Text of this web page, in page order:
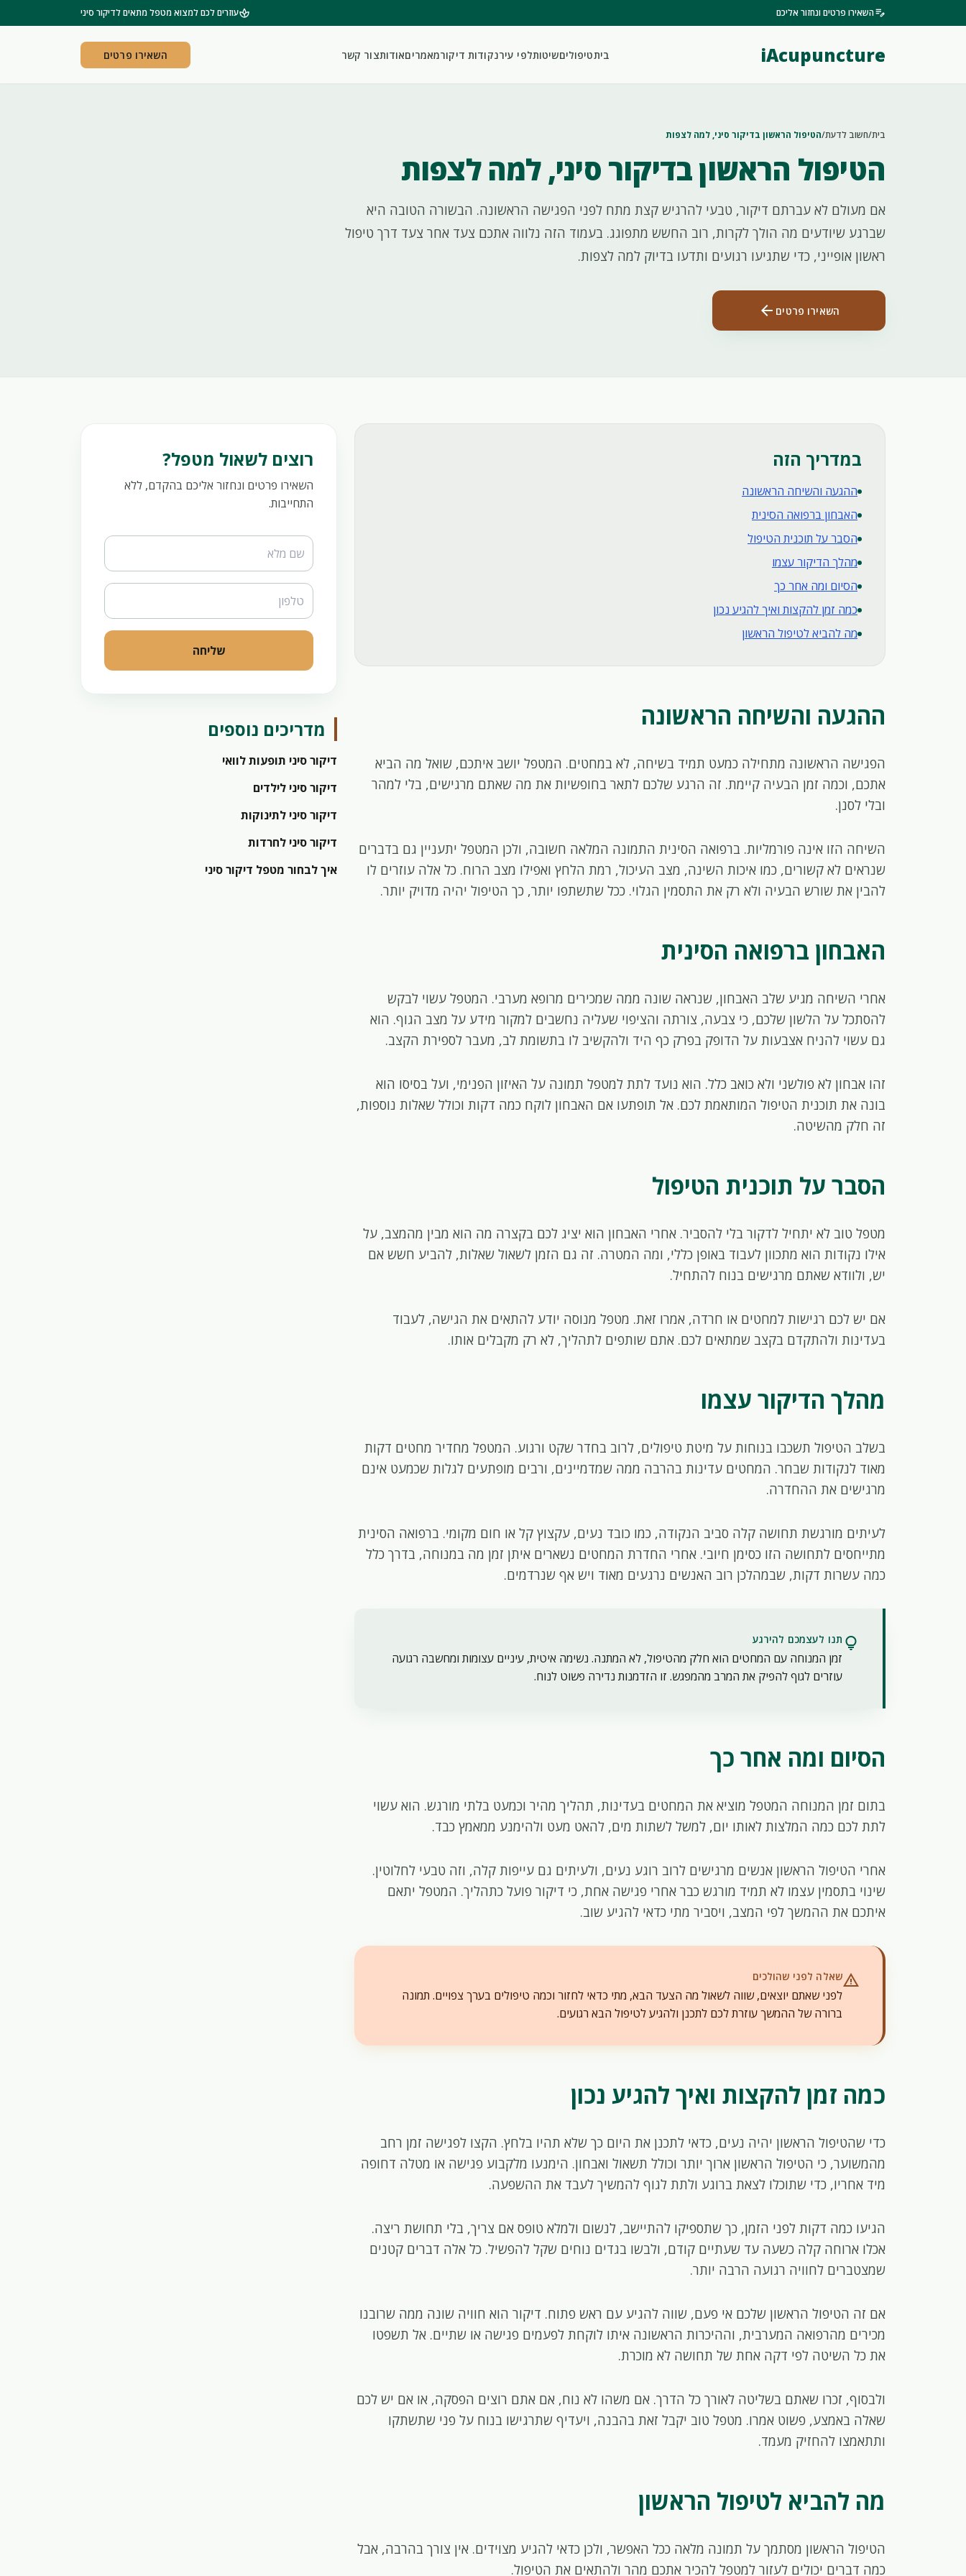
edit_noteהשאירו פרטים ונחזור אליכם spaעוזרים לכם למצוא מטפל מתאים לדיקור סיני
iAcupuncture ביתטיפוליםשיטותלפי עירנקודות דיקורמאמריםאודותצור קשר השאירו פרטים
בית/חשוב לדעת/הטיפול הראשון בדיקור סיני, למה לצפות
הטיפול הראשון בדיקור סיני, למה לצפות
אם מעולם לא עברתם דיקור, טבעי להרגיש קצת מתח לפני הפגישה הראשונה. הבשורה הטובה היא
שברגע שיודעים מה הולך לקרות, רוב החשש מתפוגג. בעמוד הזה נלווה אתכם צעד אחר צעד דרך טיפול
ראשון אופייני, כדי שתגיעו רגועים ותדעו בדיוק למה לצפות.
השאירו פרטים arrow_back
במדריך הזה
ההגעה והשיחה הראשונה
האבחון ברפואה הסינית
הסבר על תוכנית הטיפול
מהלך הדיקור עצמו
הסיום ומה אחר כך
כמה זמן להקצות ואיך להגיע נכון
מה להביא לטיפול הראשון
ההגעה והשיחה הראשונה
הפגישה הראשונה מתחילה כמעט תמיד בשיחה, לא במחטים. המטפל יושב איתכם, שואל מה הביא
אתכם, וכמה זמן הבעיה קיימת. זה הרגע שלכם לתאר בחופשיות את מה שאתם מרגישים, בלי למהר
ובלי לסנן.
השיחה הזו אינה פורמליות. ברפואה הסינית התמונה המלאה חשובה, ולכן המטפל יתעניין גם בדברים
שנראים לא קשורים, כמו איכות השינה, מצב העיכול, רמת הלחץ ואפילו מצב הרוח. כל אלה עוזרים לו
להבין את שורש הבעיה ולא רק את התסמין הגלוי. ככל שתשתפו יותר, כך הטיפול יהיה מדויק יותר.
האבחון ברפואה הסינית
אחרי השיחה מגיע שלב האבחון, שנראה שונה ממה שמכירים מרופא מערבי. המטפל עשוי לבקש
להסתכל על הלשון שלכם, כי צבעה, צורתה והציפוי שעליה נחשבים למקור מידע על מצב הגוף. הוא
גם עשוי להניח אצבעות על הדופק בפרק כף היד ולהקשיב לו בתשומת לב, מעבר לספירת הקצב.
זהו אבחון לא פולשני ולא כואב כלל. הוא נועד לתת למטפל תמונה על האיזון הפנימי, ועל בסיסו הוא
בונה את תוכנית הטיפול המותאמת לכם. אל תופתעו אם האבחון לוקח כמה דקות וכולל שאלות נוספות,
זה חלק מהשיטה.
הסבר על תוכנית הטיפול
מטפל טוב לא יתחיל לדקור בלי להסביר. אחרי האבחון הוא יציג לכם בקצרה מה הוא מבין מהמצב, על
אילו נקודות הוא מתכוון לעבוד באופן כללי, ומה המטרה. זה גם הזמן לשאול שאלות, להביע חשש אם
יש, ולוודא שאתם מרגישים בנוח להתחיל.
אם יש לכם רגישות למחטים או חרדה, אמרו זאת. מטפל מנוסה יודע להתאים את הגישה, לעבוד
בעדינות ולהתקדם בקצב שמתאים לכם. אתם שותפים לתהליך, לא רק מקבלים אותו.
מהלך הדיקור עצמו
בשלב הטיפול תשכבו בנוחות על מיטת טיפולים, לרוב בחדר שקט ורגוע. המטפל מחדיר מחטים דקות
מאוד לנקודות שבחר. המחטים עדינות בהרבה ממה שמדמיינים, ורבים מופתעים לגלות שכמעט אינם
מרגישים את ההחדרה.
לעיתים מורגשת תחושה קלה סביב הנקודה, כמו כובד נעים, עקצוץ קל או חום מקומי. ברפואה הסינית
מתייחסים לתחושה הזו כסימן חיובי. אחרי החדרת המחטים נשארים איתן זמן מה במנוחה, בדרך כלל
כמה עשרות דקות, שבמהלכן רוב האנשים נרגעים מאוד ויש אף שנרדמים.
lightbulb תנו לעצמכם להירגע
זמן המנוחה עם המחטים הוא חלק מהטיפול, לא המתנה. נשימה איטית, עיניים עצומות ומחשבה רגועה
עוזרים לגוף להפיק את המרב מהמפגש. זו הזדמנות נדירה פשוט לנוח.
הסיום ומה אחר כך
בתום זמן המנוחה המטפל מוציא את המחטים בעדינות, תהליך מהיר וכמעט בלתי מורגש. הוא עשוי
לתת לכם כמה המלצות לאותו יום, למשל לשתות מים, להאט מעט ולהימנע ממאמץ כבד.
אחרי הטיפול הראשון אנשים מרגישים לרוב רוגע נעים, ולעיתים גם עייפות קלה, וזה טבעי לחלוטין.
שינוי בתסמין עצמו לא תמיד מורגש כבר אחרי פגישה אחת, כי דיקור פועל כתהליך. המטפל יתאם
איתכם את ההמשך לפי המצב, ויסביר מתי כדאי להגיע שוב.
warningשאלה לפני שהולכים
לפני שאתם יוצאים, שווה לשאול מה הצעד הבא, מתי כדאי לחזור וכמה טיפולים בערך צפויים. תמונה
ברורה של ההמשך עוזרת לכם לתכנן ולהגיע לטיפול הבא רגועים.
כמה זמן להקצות ואיך להגיע נכון
כדי שהטיפול הראשון יהיה נעים, כדאי לתכנן את היום כך שלא תהיו בלחץ. הקצו לפגישה זמן רחב
מהמשוער, כי הטיפול הראשון ארוך יותר וכולל תשאול ואבחון. הימנעו מלקבוע פגישה או מטלה דחופה
מיד אחריו, כדי שתוכלו לצאת ברוגע ולתת לגוף להמשיך לעבד את ההשפעה.
הגיעו כמה דקות לפני הזמן, כך שתספיקו להתיישב, לנשום ולמלא טופס אם צריך, בלי תחושת ריצה.
אכלו ארוחה קלה כשעה עד שעתיים קודם, ולבשו בגדים נוחים שקל להפשיל. כל אלה דברים קטנים
שמצטברים לחוויה רגועה הרבה יותר.
אם זה הטיפול הראשון שלכם אי פעם, שווה להגיע עם ראש פתוח. דיקור הוא חוויה שונה ממה שרובנו
מכירים מהרפואה המערבית, וההיכרות הראשונה איתו לוקחת לפעמים פגישה או שתיים. אל תשפטו
את כל השיטה לפי דקה אחת של תחושה לא מוכרת.
ולבסוף, זכרו שאתם בשליטה לאורך כל הדרך. אם משהו לא נוח, אם אתם רוצים הפסקה, או אם יש לכם
שאלה באמצע, פשוט אמרו. מטפל טוב יקבל זאת בהבנה, ויעדיף שתרגישו בנוח על פני שתשתקו
ותתאמצו להחזיק מעמד.
מה להביא לטיפול הראשון
הטיפול הראשון מסתמך על תמונה מלאה ככל האפשר, ולכן כדאי להגיע מצוידים. אין צורך בהרבה, אבל
כמה דברים יכולים לעזור למטפל להכיר אתכם מהר ולהתאים את הטיפול.
רוצים לשאול מטפל?
השאירו פרטים ונחזור אליכם בהקדם, ללא
התחייבות.
Website
שליחה
מדריכים נוספים
דיקור סיני תופעות לוואי
דיקור סיני לילדים
דיקור סיני לתינוקות
דיקור סיני לחרדות
איך לבחור מטפל דיקור סיני